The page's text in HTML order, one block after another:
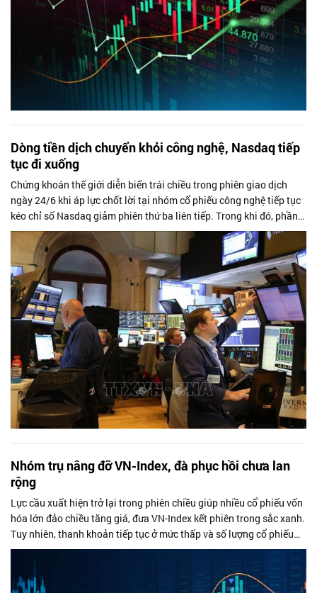
Dòng tiền dịch chuyển khỏi công nghệ, Nasdaq tiếp
tục đi xuống
Chứng khoán thế giới diễn biến trái chiều trong phiên giao dịch
ngày 24/6 khi áp lực chốt lời tại nhóm cổ phiếu công nghệ tiếp tục
kéo chỉ số Nasdaq giảm phiên thứ ba liên tiếp. Trong khi đó, phần
lớn...
Nhóm trụ nâng đỡ VN-Index, đà phục hồi chưa lan
rộng
Lực cầu xuất hiện trở lại trong phiên chiều giúp nhiều cổ phiếu vốn
hóa lớn đảo chiều tăng giá, đưa VN-Index kết phiên trong sắc xanh.
Tuy nhiên, thanh khoản tiếp tục ở mức thấp và số lượng cổ phiếu
giảm...